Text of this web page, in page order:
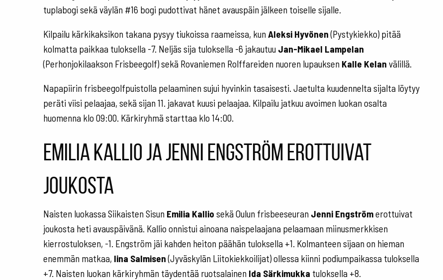
tuplabogi sekä väylän #16 bogi pudottivat hänet avauspäin jälkeen toiselle sijalle.
Kilpailu kärkikaksikon takana pysyy tiukoissa raameissa, kun Aleksi Hyvönen(Pystykiekko) pitää
kolmatta paikkaa tuloksella -7. Neljäs sija tuloksella -6 jakautuu Jan-Mikael Lampelan
(Perhonjokilaakson Frisbeegolf) sekä Rovaniemen Rolffareiden nuoren lupauksen Kalle Kelan välillä.
Napapiirin frisbeegolfpuistolla pelaaminen sujui hyvinkin tasaisesti. Jaetulta kuudennelta sijalta löytyy
peräti viisi pelaajaa, sekä sijan 11. jakavat kuusi pelaajaa. Kilpailu jatkuu avoimen luokan osalta
huomenna klo 09:00. Kärkiryhmä starttaa klo 14:00.
Emilia Kallio ja Jenni Engström erottuivat
joukosta
Naisten luokassa Siikaisten Sisun Emilia Kallio sekä Oulun frisbeeseuran Jenni Engströmerottuivat
joukosta heti avauspäivänä. Kallio onnistui ainoana naispelaajana pelaamaan miinusmerkkisen
kierrostuloksen, -1. Engström jäi kahden heiton päähän tuloksella +1. Kolmanteen sijaan on hieman
enemmän matkaa, Iina Salmisen(Jyväskylän Liitokiekkoilijat) ollessa kiinni podiumpaikassa tuloksella
+7. Naisten luokan kärkiryhmän täydentää ruotsalainen Ida Särkimukka tuloksella +8.